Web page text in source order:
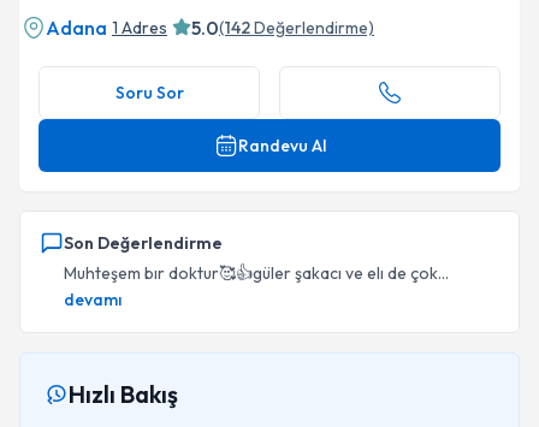
Adana 1 Adres 5.0(142Değerlendirme)
Soru Sor
Randevu Al
Son Değerlendirme
Muhteşem bır doktur🥰👍güler şakacı ve elı de çok...
devamı
Hızlı Bakış